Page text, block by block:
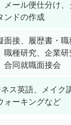
メール便仕分け
ンドの作成
接、履歴書・職
職種研究、企業
合同就職面接会
ス英語、メイク
ォーキングなど